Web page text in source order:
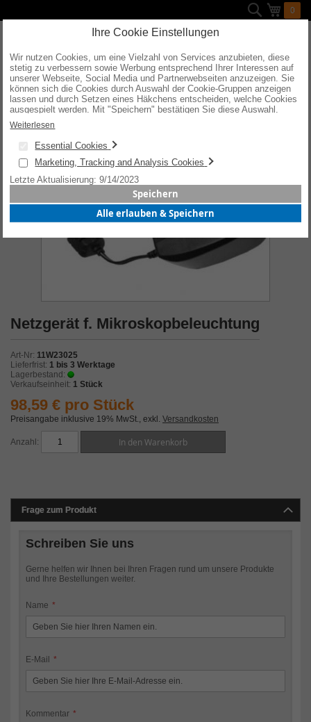
Mein
0
Suche
Zum
Ende
der
Bildergalerie
springen
Zum
Anfang
springen
Netzgerät f. Mikroskopbeleuchtung
Art-Nr 11W23025
Lieferfrist 1 bis 3 Werktage
Lagerbestand
Verkaufseinheit 1 Stück
98,59 € pro Stück
Preisangabe inklusive 19% MwSt., exkl. Versandkosten
Anzahl In den Warenkorb
Frage zum Produkt
Schreiben Sie uns
Gerne helfen wir Ihnen bei Ihren Fragen rund um unsere Produkte
und Ihre Bestellungen weiter.
Name
E-Mail
Kommentar
Ihre Cookie Einstellungen
Wir nutzen Cookies, um eine Vielzahl von Services anzubieten, diese
stetig zu verbessern sowie Werbung entsprechend Ihrer Interessen auf
unserer Webseite, Social Media und Partnerwebseiten anzuzeigen. Sie
können sich die Cookies durch Auswahl der Cookie-Gruppen anzeigen
lassen und durch Setzen eines Häkchens entscheiden, welche Cookies
ausgespielt werden. Mit "Speichern" bestätigen Sie diese Auswahl.
Wenn Sie "alle erlauben & speichern" wählen, willigen Sie in die
Verwendung aller Cookies ein. Weitere Informationen erhalten Sie nach
Ihrer Bestätigung in unserer Datenschutzerklärung.
Weiterlesen
Essential Cookies
Marketing, Tracking and Analysis Cookies
Letzte Aktualisierung: 9/14/2023
Speichern
Alle erlauben & Speichern